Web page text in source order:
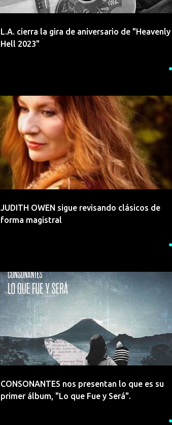
L.A. cierra la gira de aniversario de "Heavenly
Hell 2023"
JUDITH OWEN sigue revisando clásicos de
forma magistral
ACUSTICO AMERICANA FOLK JAZZ
JUDITH OWEN LANZAMIENTO POP
CONSONANTES nos presentan lo que es su
primer álbum, "Lo que Fue y Será".
ACUSTICO ALTERNATIVO ARGENTINA
BUENOS AIRES INDIE